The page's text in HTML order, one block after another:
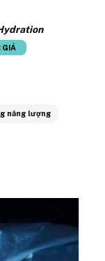
GIẢ
năng lượng